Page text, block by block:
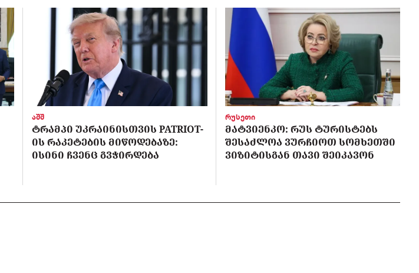
აშშ
ᲢᲠᲐᲛᲞᲘ ᲣᲙᲠᲐᲘᲜᲘᲡᲗᲕᲘᲡ PATRIOT-
ᲘᲡ ᲠᲐᲙᲔᲢᲔᲑᲘᲡ ᲛᲘᲬᲝᲓᲔᲑᲐᲖᲔ:
ᲘᲡᲘᲜᲘ ᲩᲕᲔᲜᲪ ᲒᲕᲭᲘᲠᲓᲔᲑᲐ
რუსეთი
ᲛᲐᲢᲕᲘᲔᲜᲙᲝ: ᲠᲣᲡ ᲢᲣᲠᲘᲡᲢᲔᲑᲡ
ᲨᲔᲡᲐᲫᲚᲝᲐ ᲕᲣᲠᲩᲘᲝᲗ ᲡᲝᲛᲮᲔᲗᲨᲘ
ᲕᲘᲖᲘᲢᲘᲡᲒᲐᲜ ᲗᲐᲕᲘ ᲨᲔᲘᲙᲐᲕᲝᲜ